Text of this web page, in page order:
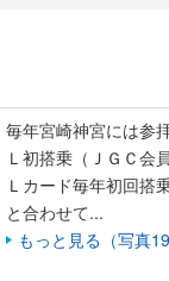
毎年宮崎神宮には参
Ｌ初搭乗（ＪＧＣ会
Ｌカード毎年初回搭
と合わせて...
もっと見る（写真